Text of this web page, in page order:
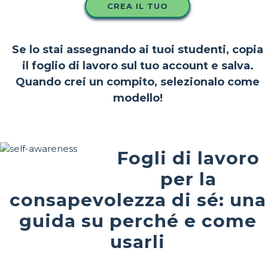
CREA IL TUO
Se lo stai assegnando ai tuoi studenti, copia
il foglio di lavoro sul tuo account e salva.
Quando crei un compito, selezionalo come
modello!
Fogli di lavoro
per la
consapevolezza di sé: una
guida su perché e come
usarli